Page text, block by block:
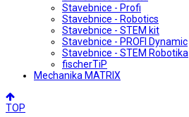
Stavebnice - Profi
Stavebnice - Robotics
Stavebnice - STEM kit
Stavebnice - PROFI Dynamic
Stavebnice - STEM Robotika
fischerTiP
Mechanika MATRIX
TOP